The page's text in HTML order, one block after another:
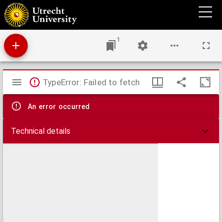
Kaart van het Nieuwe Diep aan de Helder aanwyzende de werken en de peilingen der
diepte, met ordinaar hoog water, in Amsterdamsche voeten; op order van de
Edelmogende Heeren Gecommitteerden door zijne doorlugtige Hoogheid benoemd tot
het formeeren van een haven en bekwaame legplaats voor 's lands schepen van oorlog
aldaar
1
Mirador
viewer
TypeError: Failed to fetch
An error occurred
Technical details